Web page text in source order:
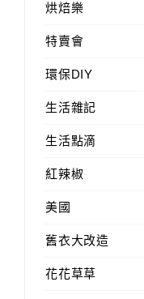
烘焙樂
特賣會
環保DIY
生活雜記
生活點滴
紅辣椒
美國
舊衣大改造
花花草草